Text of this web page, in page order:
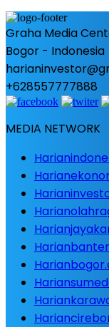
Graha Media
Bogor - Indonesia
+628557777888
MEDIA NETWORK